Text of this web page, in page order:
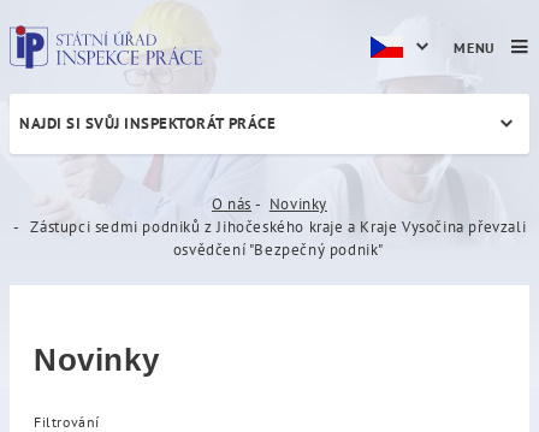
Zástupci sedmi podniků z
NAJDI SI SVŮJ INSPEKTORÁT PRÁCE
O nás
Novinky
Zástupci sedmi podniků z Jihočeského kraje a Kraje Vysočina převzali
osvědčení "Bezpečný podnik"
Novinky
Filtrování
MENU